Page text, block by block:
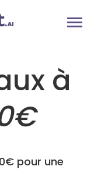
à
pour une